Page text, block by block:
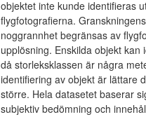
objektet inte kunde identifieras
flygfotografierna. Granskningens
noggrannhet begränsas av
upplösning. Enskilda objekt kan
då storleksklassen är några
identifiering av objekt är lättare
större. Hela datasetet baserar
subjektiv bedömning och